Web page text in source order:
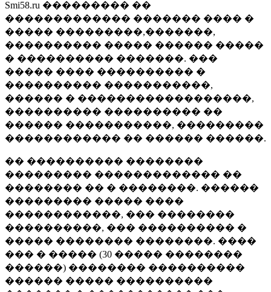
Smi58.ru ��������� ��
������������� ������� ���� �
����� ���������,�������,
���������� ����� ������ �����
� ���������� �������. ���
����� ���� ���������� �
���������� �����������,
������ � ������������������,
���������� ���������� ��
������ �����������, ���������
������������ �� ������ ������.
�� ���������� ��������
��������� ������������� ��
�������� �� � ��������. ������
��������� ����� ����
������������, ��� ��������
����������, ��� ���������� �
����� �������� ��������. ����
��� � ����� (30 ����� ��������
������) �������� ����������
������ ����� ����������